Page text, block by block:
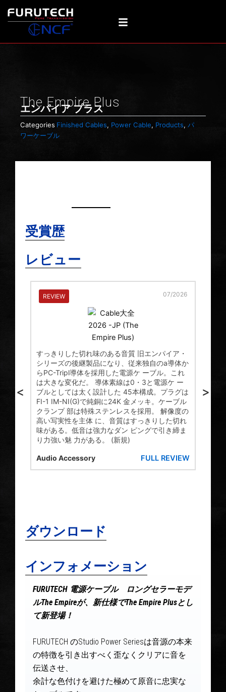
ス
The Empire Plus
エンパイア プラス
Categories Finished Cables, Power Cable, Products, パ
ワーケーブル
受賞歴
レビュー
<
REVIEW 07/2026
すっきりした切れ味のある音質 旧エンパイア・
シリーズの後継製品になり、従来独自のa導体か
らPC-Tripl導体を採用した電源ケ ーブル。これ
は大きな変化だ。 導体素線は0・3と電源ケ ー
ブルとしては太く設計した 45本構成。プラグは
FI-1 IM-NI(G)で純銅に24K 金メッキ。ケーブル
クランプ 部は特殊ステンレスを採用。 解像度の
高い写実性を主体 に、音質はすっきりした切れ
味がある。低音は強力なダン ピングで引き締ま
り力強い魅 力がある。 (新規)
Audio Accessory FULL REVIEW
>
ダウンロード
インフォメーション
FURUTECH 電源ケーブル ロングセラーモデ
ルThe Empireが、新仕様でThe Empire Plusとし
て新登場！
FURUTECH のStudio Power Seriesは音源の本来
の特徴を引き出すべく歪なくクリアに音を
伝送させ、
余計な色付けを避けた極めて原音に忠実な